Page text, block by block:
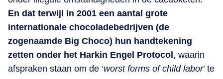
En dat terwijl in 2001 een aantal grote
internationale chocoladebedrijven (de
zogenaamde Big Choco) hun handtekening
zetten onder het Harkin Engel Protocol , waarin
afspraken staan om de ‘worst forms of child labor’ te